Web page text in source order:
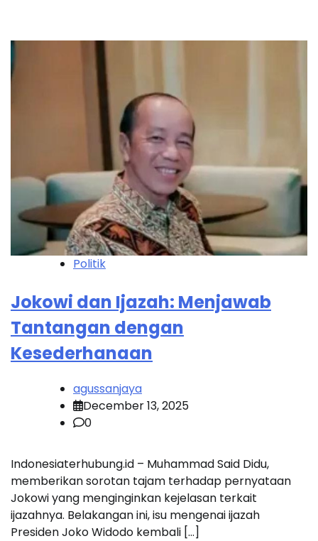
Politik
Jokowi dan Ijazah: Menjawab
Tantangan dengan
Kesederhanaan
agussanjaya
December 13, 2025
0
Indonesiaterhubung.id – Muhammad Said Didu,
memberikan sorotan tajam terhadap pernyataan
Jokowi yang menginginkan kejelasan terkait
ijazahnya. Belakangan ini, isu mengenai ijazah
Presiden Joko Widodo kembali […]